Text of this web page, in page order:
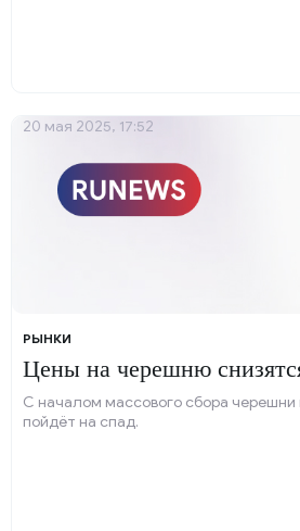
РЫНКИ
Цены на черешню
С началом массового сбора черешни
пойдёт на спад.
20 мая 2025, 17:52